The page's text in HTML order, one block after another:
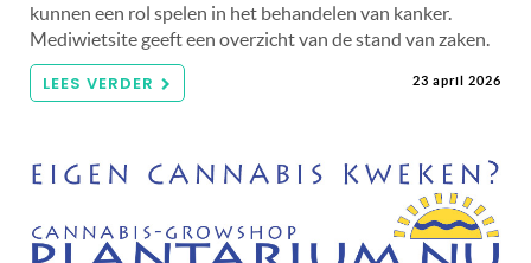
kunnen een rol spelen in het behandelen van kanker.
Mediwietsite geeft een overzicht van de stand van zaken.
LEES VERDER 23 april 2026